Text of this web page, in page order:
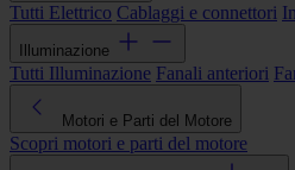
Tutti Elettrico Cablaggi e connettori
Illuminazione
Tutti Illuminazione Fanali anteriori
Motori e Parti del Motore
Scopri motori e parti del motore